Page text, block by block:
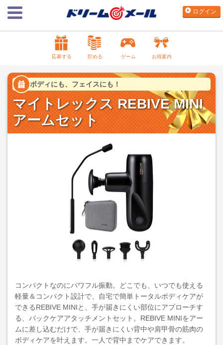
ログイン
応募する 貯める ゲーム お得案内
ボディにも、フェイスにも！
マイトレックス REBIVE MINI
アームセット
コンパクトなのにパワフル振動。どこでも、いつでも使える
軽量＆コンパクト設計で、自宅で簡単トータルボディケアが
できるREBIVE MINIと、手が届きにくい部位にアプローチす
る、バックケアアタッチメントセット。REBIVE MINIをアー
ムに差し込むだけで、手が届きにくい背中や肩甲骨の筋肉の
ボディケアを叶えます。一人で背中までケアできます。